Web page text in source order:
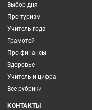
Выбор дня
Про туризм
Учитель года
Грамотей
Про финансы
Здоровье
Учитель и цифра
Все рубрики
КОНТАКТЫ